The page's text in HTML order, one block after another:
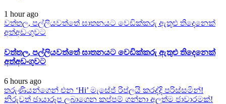
1 hour ago
වත්තල, පල්ලියවත්තේ ඝාතනයට වෙඩික්කරු ඇතුළු තිදෙනෙක්
අත්අඩංගුවට
වත්තල, පල්ලියවත්තේ ඝාතනයට වෙඩික්කරු ඇතුළු තිදෙනෙක්
අත්අඩංගුවට
6 hours ago
තරුණියන්ගෙන් එන ‘Hi’ මැසේජ් රිප්ලයි කරද්දි පරිස්සමින්!
නිරුවත් ඡායාරූප ලබාගෙන කප්පම් ගන්නා අලුත්ම ජාවාරමක්!